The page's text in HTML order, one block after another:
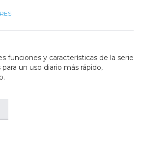
funciones y características de la serie
para un uso diario más rápido,